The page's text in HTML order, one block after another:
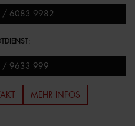
/ 6083 9982
:
/ 9633 999
MEHR INFOS